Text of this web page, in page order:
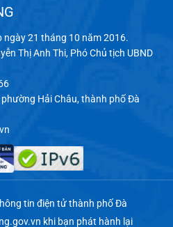
ngày 21 tháng 10 năm 2016.
Thị Anh Thi, Phó Chủ tịch UBND
Hải Châu, thành phố Đà
tin điện tử thành phố Đà
khi bạn phát hành lại